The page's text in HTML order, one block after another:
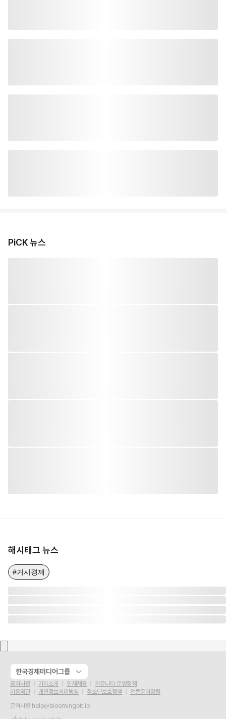
PiCK 뉴스
해시태그 뉴스
#거시경제
한국경제미디어그룹
공지사항 기자소개 인재채용
커뮤니티 운영정책
이용약관
개인정보처리방침 청소년보호정책
언론윤리강령
문의사항 help@bloomingbit.io